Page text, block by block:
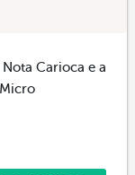
Carioca e a